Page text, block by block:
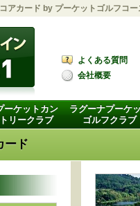
アカード by プーケットゴルフコー
よくある質問
会社概要
ーケットカン
トリークラブ
ラグーナプーケ
ゴルフクラブ
ード